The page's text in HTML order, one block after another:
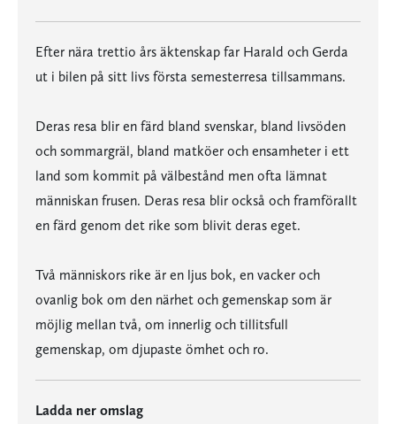
Efter nära trettio års äktenskap far Harald och Gerda
ut i bilen på sitt livs första semesterresa tillsammans.
Deras resa blir en färd bland svenskar, bland livsöden
och sommargräl, bland matköer och ensamheter i ett
land som kommit på välbestånd men ofta lämnat
människan frusen. Deras resa blir också och framförallt
en färd genom det rike som blivit deras eget.
Två människors rike är en ljus bok, en vacker och
ovanlig bok om den närhet och gemenskap som är
möjlig mellan två, om innerlig och tillitsfull
gemenskap, om djupaste ömhet och ro.
Ladda ner omslag